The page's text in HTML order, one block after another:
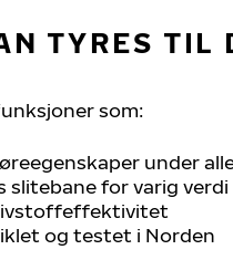
TYRES TIL
som:
under
slitebane for varig verdi
og testet i Norden